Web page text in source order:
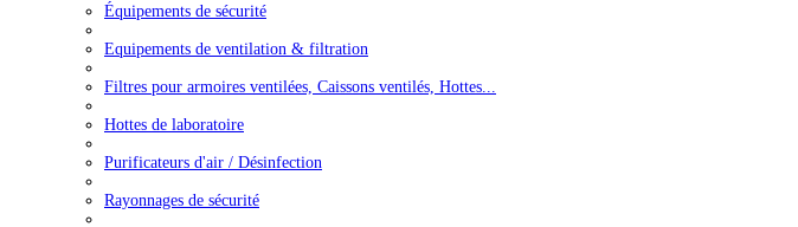
Équipements de sécurité
Equipements de ventilation & filtration
Filtres pour armoires ventilées, Caissons ventilés, Hottes...
Hottes de laboratoire
Purificateurs d'air / Désinfection
Rayonnages de sécurité